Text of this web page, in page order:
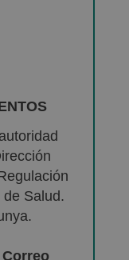
Salud.
Correo